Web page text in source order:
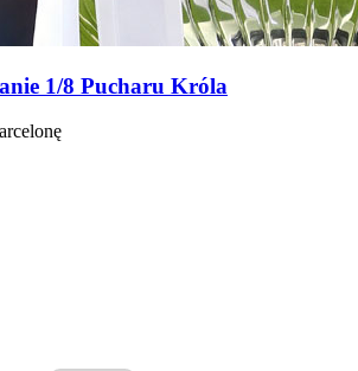
1/8 Pucharu Króla